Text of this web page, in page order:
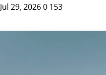
Jul 29, 20260 153